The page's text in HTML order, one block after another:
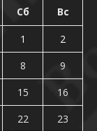
Сб Вс
1
2
8
9
15
16
22
23